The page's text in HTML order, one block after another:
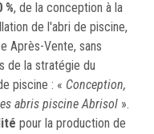
, de la conception à la
de l'abri de piscine,
Après-Vente, sans
de la stratégie du
piscine : « Conception,
abris piscine Abrisol ».
pour la production de